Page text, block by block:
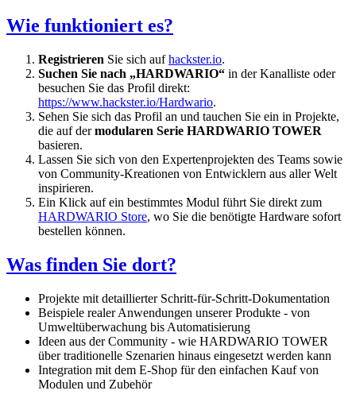
Wie funktioniert es?
Registrieren Sie sich aufhackster.io.
Suchen Sie nach „HARDWARIO“ in der Kanalliste oder
besuchen Sie das Profil direkt:
https://www.hackster.io/Hardwario.
Sehen Sie sich das Profil an und tauchen Sie ein in Projekte,
die auf dermodularen Serie HARDWARIO TOWER
basieren.
Lassen Sie sich von den Expertenprojekten des Teams sowie
von Community-Kreationen von Entwicklern aus aller Welt
inspirieren.
Ein Klick auf ein bestimmtes Modul führt Sie direkt zum
HARDWARIO Store, wo Sie die benötigte Hardware sofort
bestellen können.
Was finden Sie dort?
Projekte mit detaillierter Schritt-für-Schritt-Dokumentation
Beispiele realer Anwendungen unserer Produkte - von
Umweltüberwachung bis Automatisierung
Ideen aus der Community - wie HARDWARIO TOWER
über traditionelle Szenarien hinaus eingesetzt werden kann
Integration mit dem E-Shop für den einfachen Kauf von
Modulen und Zubehör